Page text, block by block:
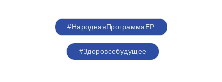
#НароднаяПрограммаЕР
#Здоровоебудущее